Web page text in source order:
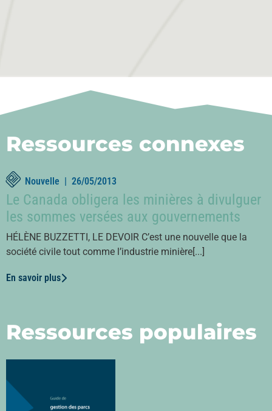
Ressources connexes
Nouvelle | 26/05/2013
Le Canada obligera les minières à divulguer
les sommes versées aux gouvernements
HÉLÈNE BUZZETTI, LE DEVOIR C’est une nouvelle que la
société civile tout comme l’industrie minière[...]
En savoir plus
Ressources populaires